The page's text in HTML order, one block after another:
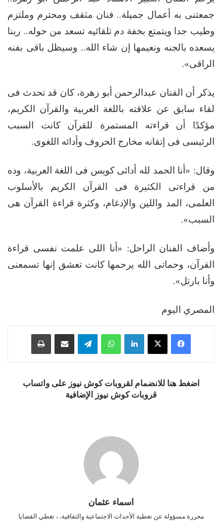
جمعتنى به أعمال جميلة.. فنان مثقف ومحترم وملتزم
وطيب جدا ويتمتع بخفة دم تلقائيه تسعد من حوله.. ربنا
يسعده بالجنه ونعيمها إن شاء الله.. وسيظل باقى بفنه
الراقى».
يذكر أن الفنان عبدالرحمن أبو زهرة، كان قد تحدث فى
لقاء سابق عن علاقته باللغة العربية والقرآن الكريم،
مؤكدًا أن قراءته المستمرة للقرآن كانت السبب
الرئيسى فى إتقانه مخارج الحروف وأدائه اللغوى.
وقال: «أنا الحمد لله أدائى كويس فى اللغة العربية، وده
من قراءتى الكثيرة فى القرآن الكريم بالأسلوب
العلمى، المد واللين والإدغام، وكثرة قراءة القرآن هى
السبب».
وأضاف الفنان الراحل: «أنا اللى علمت نفسى قراءة
القرآن، وحماتى الله يرحمها كانت تعشق إنها تسمعنى
وأنا بارتل».
المصري اليوم
فيسبوك ‫X لينكدإن واتساب تيلقرام
اضغط هنا للانضمام لقروبات كوش نيوز على واتساب
قروبات كوش نيوز الإضافية
اسماء عثمان
محررة مسؤولة عن تغطية الأحداث الاجتماعية والثقافية، ، تغطي القضايا